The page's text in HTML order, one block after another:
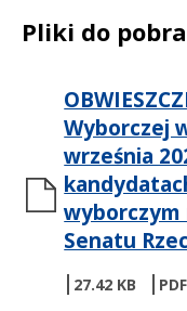
Treść
Pliki do
Wyborczej
września
wyborczym
Senatu
27.42 KB